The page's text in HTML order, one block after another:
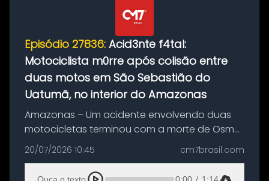
Episódio 27836: Acid3nte f4tal:
Motociclista m0rre após colisão entre
duas motos em São Sebastião do
Uatumã, no interior do Amazonas
Amazonas – Um acidente envolvendo duas
motocicletas terminou com a morte de Osmar
Figueiredo de Souza, de 38 anos, no município
de São Sebastião do Uatumã, no interior do
Amazonas. A colisão ocorreu n...
20/07/2026 10:45 cm7brasil.com
Ouça o texto 0:00 / 1:14